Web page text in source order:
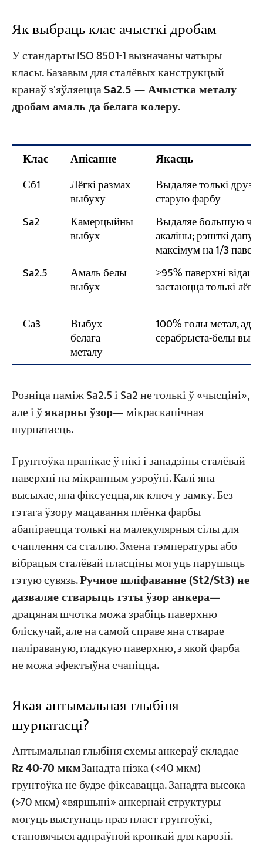
Як выбраць клас ачысткі дробам
У стандарты ISO 8501-1 вызначаны чатыры
класы. Базавым для сталёвых канструкцый
кранаў з'яўляеццаSa2.5 — Ачыстка металу
дробам амаль да белага колеру.
Клас Апісанне
Якасць
Сб1
Лёгкі размах
выбуху
Выдаляе толькі
старую фарбу
Sa2
Камерцыйны
выбух
Выдаляе большую
акаліны; рэшткі
максімум на 1/3
Sa2.5
Амаль белы
выбух
≥95% паверхні
застаюцца толькі
Са3 Выбух
белага
металу
100% голы метал,
серабрыста-белы
Розніца паміж Sa2.5 і Sa2 не толькі ў «чысціні»,
але і ўякарны ўзор— мікраскапічная
шурпатасць.
Грунтоўка пранікае ў пікі і западзіны сталёвай
паверхні на мікранным узроўні. Калі яна
высыхае, яна фіксуецца, як ключ у замку. Без
гэтага ўзору мацавання плёнка фарбы
абапіраецца толькі на малекулярныя сілы для
счаплення са сталлю. Змена тэмпературы або
вібрацыя сталёвай пласціны могуць парушыць
гэтую сувязь.Ручное шліфаванне (St2/St3) не
дазваляе стварыць гэты ўзор анкера—
драцяная шчотка можа зрабіць паверхню
бліскучай, але на самой справе яна стварае
паліраваную, гладкую паверхню, з якой фарба
не можа эфектыўна счапіцца.
Якая аптымальная глыбіня
шурпатасці?
Аптымальная глыбіня схемы анкераў складае
Rz 40-70 мкмЗанадта нізка (<40 мкм)
грунтоўка не будзе фіксавацца. Занадта высока
(>70 мкм) «вяршыні» анкернай структуры
могуць выступаць праз пласт грунтоўкі,
становячыся адпраўной кропкай для карозіі.